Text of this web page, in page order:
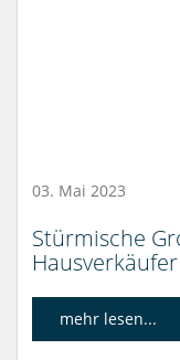
03. Mai 2023
Stürmische
Hausverkäufer
mehr lesen...